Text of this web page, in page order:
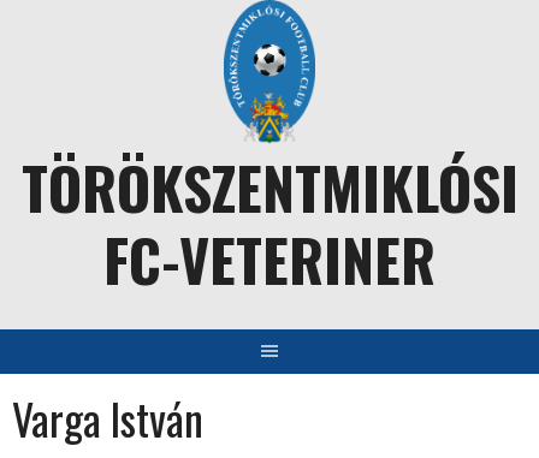
TÖRÖKSZENTMIKLÓSI
FC-VETERINER
Varga István